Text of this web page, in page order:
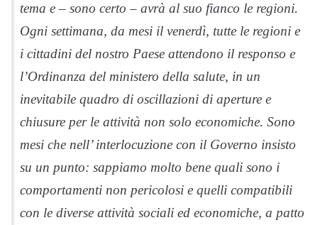
tema e – sono certo – avrà al suo fianco le regioni.
Ogni settimana, da mesi il venerdì, tutte le regioni e
i cittadini del nostro Paese attendono il responso e
l’Ordinanza del ministero della salute, in un
inevitabile quadro di oscillazioni di aperture e
chiusure per le attività non solo economiche. Sono
mesi che nell’ interlocuzione con il Governo insisto
su un punto: sappiamo molto bene quali sono i
comportamenti non pericolosi e quelli compatibili
con le diverse attività sociali ed economiche, a patto